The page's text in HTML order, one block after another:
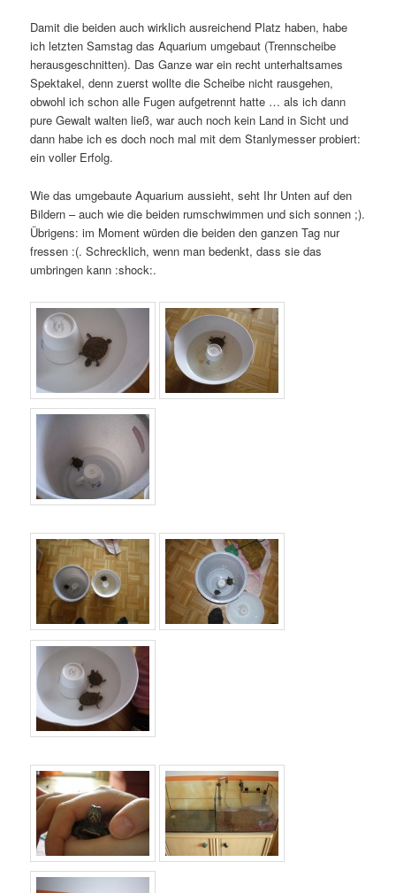
Damit die beiden auch wirklich ausreichend Platz haben, habe
ich letzten Samstag das Aquarium umgebaut (Trennscheibe
herausgeschnitten). Das Ganze war ein recht unterhaltsames
Spektakel, denn zuerst wollte die Scheibe nicht rausgehen,
obwohl ich schon alle Fugen aufgetrennt hatte … als ich dann
pure Gewalt walten ließ, war auch noch kein Land in Sicht und
dann habe ich es doch noch mal mit dem Stanlymesser probiert:
ein voller Erfolg.
Wie das umgebaute Aquarium aussieht, seht Ihr Unten auf den
Bildern – auch wie die beiden rumschwimmen und sich sonnen ;).
Übrigens: im Moment würden die beiden den ganzen Tag nur
fressen :(. Schrecklich, wenn man bedenkt, dass sie das
umbringen kann :shock:.